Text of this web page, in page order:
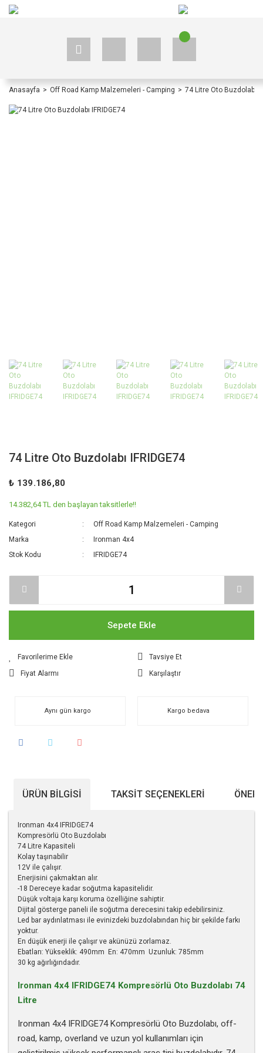
Anasayfa Off Road Kamp Malzemeleri - Camping 74 Litre Oto Buzdolabı
74 Litre Oto Buzdolabı IFRIDGE74
₺ 139.186,80
14.382,64 TL den başlayan taksitlerle!!
Kategori
Off Road Kamp Malzemeleri - Camping
Marka
Ironman 4x4
Stok Kodu
IFRIDGE74
Sepete Ekle
Tavsiye Et
Fiyat Alarmı
Karşılaştır
Aynı gün kargo Kargo bedava
ÜRÜN BILGISI TAKSIT SEÇENEKLERI
Ironman 4x4 IFRIDGE74
Kompresörlü Oto Buzdolabı
74 Litre Kapasiteli
Kolay taşınabilir
12V ile çalışır.
Enerjisini çakmaktan alır.
-18 Dereceye kadar soğutma kapasitelidir.
Düşük voltaja karşı koruma özelliğine sahiptir.
Dijital gösterge paneli ile soğutma derecesini takip edebilirsiniz.
Led bar aydınlatması ile evinizdeki buzdolabından hiç bir şekilde farkı
yoktur.
En düşük enerji ile çalışır ve akünüzü zorlamaz.
Ebatları: Yükseklik: 490mm En: 470mm Uzunluk: 785mm
30 kg ağırlığındadır.
Ironman 4x4 IFRIDGE74 Kompresörlü Oto Buzdolabı 74
Litre
Ironman 4x4 IFRIDGE74 Kompresörlü Oto Buzdolabı, off-
road, kamp, overland ve uzun yol kullanımları için